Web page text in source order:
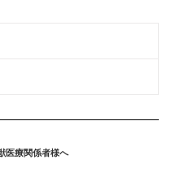
医療関係者様へ